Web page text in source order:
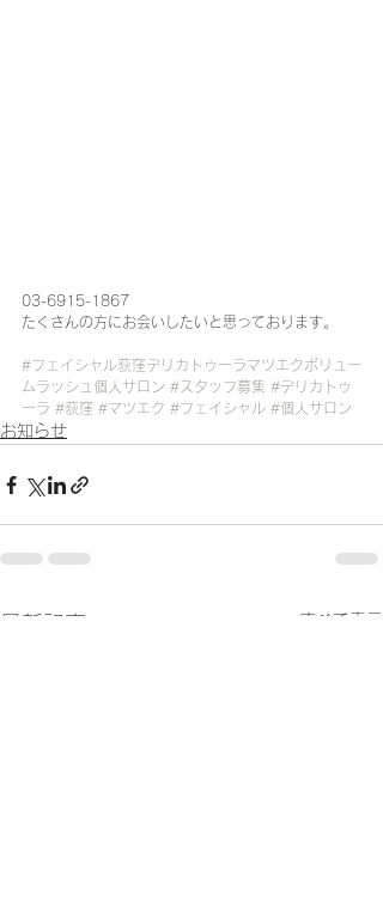
03-6915-1867
たくさんの方にお会いしたいと思っております。
#フェイシャル荻窪デリカトゥーラマツエクボリュー
ムラッシュ個人サロン #スタッフ募集 #デリカトゥ
ーラ #荻窪 #マツエク #フェイシャル #個人サロン
お知らせ
最新記事 すべて表示